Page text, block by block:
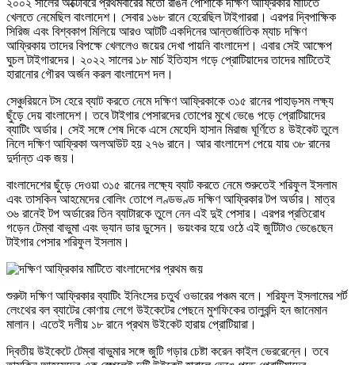
খেলতে নেমেছিল বাংলাদেশ। সেবার ১৬৮ রানে হেরেছিল টাইগাররা। এরপর দ্বিপাক্ষিক
সিরিজ এবং বিশ্বকাপ মিলিয়ে আরও আটটি একদিনের আন্তর্জাতিক ম্যাচ দক্ষিণ
আফ্রিকায় তাদের বিপক্ষে খেললেও জয়ের দেখা পায়নি বাংলাদেশ। এবার সেই আক্ষেপ
ঘুচল টাইগারদের। ২০২২ সালের ১৮ মার্চ ইতিহাস গড়ে প্রোটিয়াদের তাদের মাটিতেই
হারানোর গৌরব অর্জন করল বাংলাদেশ দল।
সেঞ্চুরিয়নে টস হেরে ব্যাট করতে নেমে দক্ষিণ আফ্রিকাকে ৩১৫ রানের পাহাড়সম লক্ষ্য
ছুঁড়ে দেয় বাংলাদেশ। তবে টাইগার পেসারদের তোপের মুখে ভেঙে পড়ে প্রোটিয়াদের
ব্যাটিং অর্ডার। সেই সঙ্গে শেষ দিকে এসে মেহেদি হাসান মিরাজ ঘূর্ণিতে ৪ উইকেট তুলে
নিলে দক্ষিণ আফ্রিকা অলআউট হয় ২৭৬ রানে। আর বাংলাদেশ পেয়ে যায় ৩৮ রানের
দুর্দান্ত এক জয়।
বাংলাদেশের ছুঁড়ে দেওয়া ৩১৫ রানের লক্ষ্যে ব্যাট করতে নেমে শুরুতেই শরিফুল ইসলাম
এবং তাসকিন আহমেদের বোলিং তোপে লণ্ডভণ্ড দক্ষিণ আফ্রিকার টপ অর্ডার। মাত্র
৩৬ রানেই টপ অর্ডারের তিন ব্যাটারকে তুলে নেন এই দুই পেসার। এরপর প্রতিরোধ
গড়েন টেম্বা বাভুমা এবং ভ্যান ডার ডুসেন। ভয়ংকর হয়ে ওঠে এই জুটিটাও ভেঙেছেন
টাইগার পেসার শরিফুল ইসলাম।
শুরুটা দক্ষিণ আফ্রিকার ব্যাটিং ইনিংসের চতুর্থ ওভারের পঞ্চম বলে। শরিফুল ইসলামের শর্ট
লেংথের বল ব্যাটের কোণায় লেগে উইকেটের পেছনে মুশফিকের তালুবন্দি হন জানেমান
মালান। এতেই দলীয় ১৮ রানে প্রথম উইকেট হারায় প্রোটিয়ারা।
দ্বিতীয় উইকেটে টেম্বা বাভুমার সঙ্গে জুটি গড়ার চেষ্টা করেন কাইল ভেররেন্নে। তবে